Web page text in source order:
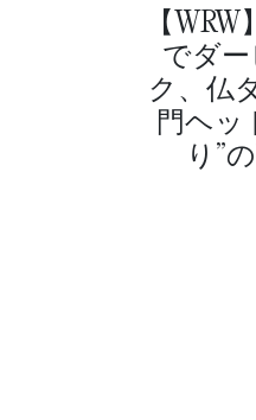
【
でダ
ク、仏
門ヘッ
り”